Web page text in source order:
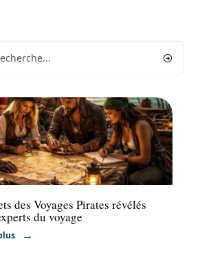
des Voyages Pirates révélés
du voyage